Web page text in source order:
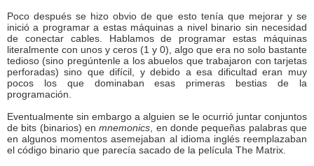
Poco después se hizo obvio de que esto tenía que mejorar y se
inició a programar a estas máquinas a nivel binario sin necesidad
de conectar cables. Hablamos de programar estas máquinas
literalmente con unos y ceros (1 y 0), algo que era no solo bastante
tedioso (sino pregúntenle a los abuelos que trabajaron con tarjetas
perforadas) sino que difícil, y debido a esa dificultad eran muy
pocos los que dominaban esas primeras bestias de la
programación.
Eventualmente sin embargo a alguien se le ocurrió juntar conjuntos
de bits (binarios) enmnemonics , en donde pequeñas palabras que
en algunos momentos asemejaban al idioma inglés reemplazaban
el código binario que parecía sacado de la película The Matrix.